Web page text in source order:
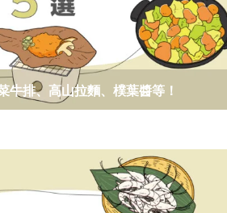
牛排、高山拉麵、樸葉醬等！